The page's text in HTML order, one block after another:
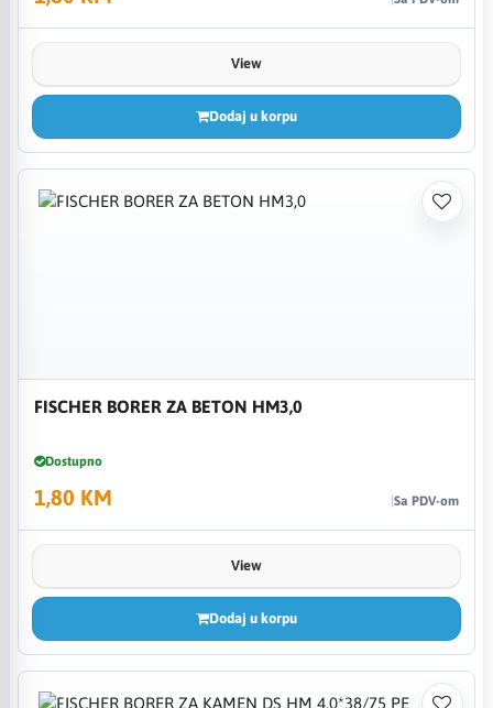
View
Dodaj u korpu
FISCHER BORER ZA BETON HM3,0
Dostupno
1,80 KM Sa PDV-om
View
Dodaj u korpu